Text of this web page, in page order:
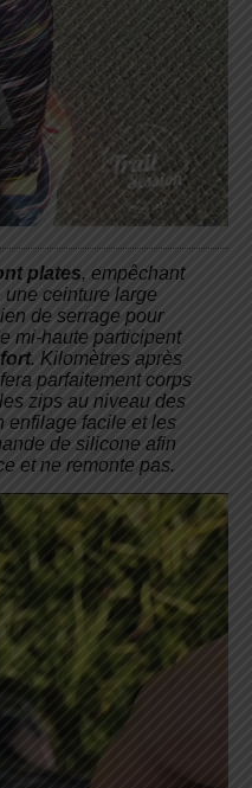
plates, empêchant
une ceinture large
de serrage pour
mi-haute participent
. Kilomètres après
parfaitement corps
zips au niveau des
enfilage facile et les
de silicone afin
et ne remonte pas.